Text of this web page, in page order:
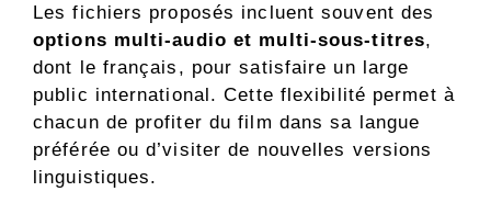
Les fichiers proposés incluent souvent des
options multi-audio et multi-sous-titres,
dont le français, pour satisfaire un large
public international. Cette flexibilité permet à
chacun de profiter du film dans sa langue
préférée ou d’visiter de nouvelles versions
linguistiques.